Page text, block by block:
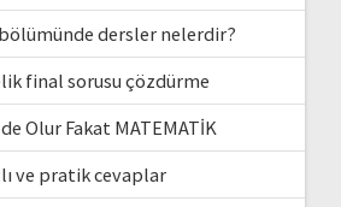
dersler nelerdir?
final sorusu çözdürme
Olur Fakat MATEMATİK
ve pratik cevaplar